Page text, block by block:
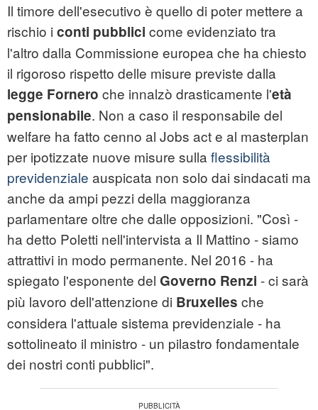
Il timore dell'esecutivo è quello di poter mettere a
rischio i conti pubblici come evidenziato tra
l'altro dalla Commissione europea che ha chiesto
il rigoroso rispetto delle misure previste dalla
legge Fornero che innalzò drasticamente l'età
pensionabile. Non a caso il responsabile del
welfare ha fatto cenno al Jobs act e al masterplan
per ipotizzate nuove misure sulla flessibilità
previdenziale auspicata non solo dai sindacati ma
anche da ampi pezzi della maggioranza
parlamentare oltre che dalle opposizioni. "Così -
ha detto Poletti nell'intervista a Il Mattino - siamo
attrattivi in modo permanente. Nel 2016 - ha
spiegato l'esponente del Governo Renzi - ci sarà
più lavoro dell'attenzione di Bruxelles che
considera l'attuale sistema previdenziale - ha
sottolineato il ministro - un pilastro fondamentale
dei nostri conti pubblici".